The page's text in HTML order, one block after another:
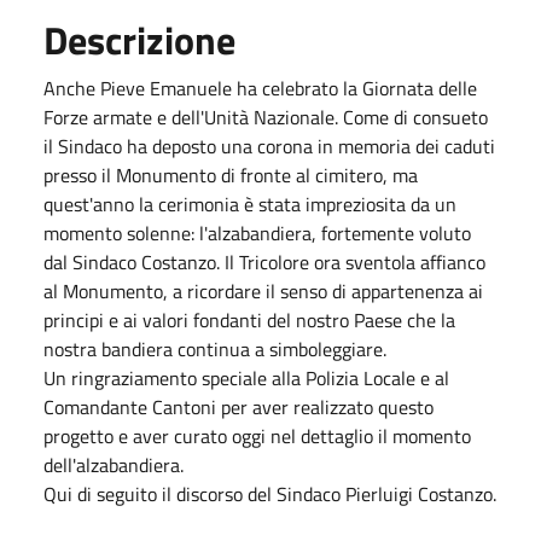
Descrizione
Anche Pieve Emanuele ha celebrato la Giornata delle
Forze armate e dell'Unità Nazionale. Come di consueto
il Sindaco ha deposto una corona in memoria dei caduti
presso il Monumento di fronte al cimitero, ma
quest'anno la cerimonia è stata impreziosita da un
momento solenne: l'alzabandiera, fortemente voluto
dal Sindaco Costanzo. Il Tricolore ora sventola affianco
al Monumento, a ricordare il senso di appartenenza ai
principi e ai valori fondanti del nostro Paese che la
nostra bandiera continua a simboleggiare.
Un ringraziamento speciale alla Polizia Locale e al
Comandante Cantoni per aver realizzato questo
progetto e aver curato oggi nel dettaglio il momento
dell'alzabandiera.
Qui di seguito il discorso del Sindaco Pierluigi Costanzo.